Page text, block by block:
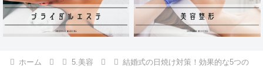
ホーム 5.美容
結婚式の日焼け対策！効果的な5つの